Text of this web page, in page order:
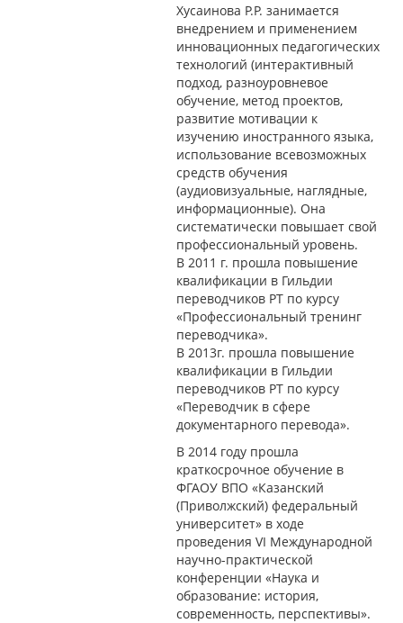
Хусаинова Р.Р. занимается
внедрением и применением
инновационных педагогических
технологий (интерактивный
подход, разноуровневое
обучение, метод проектов,
развитие мотивации к
изучению иностранного языка,
использование всевозможных
средств обучения
(аудиовизуальные, наглядные,
информационные). Она
систематически повышает свой
профессиональный уровень.
В 2011 г. прошла повышение
квалификации в Гильдии
переводчиков РТ по курсу
«Профессиональный тренинг
переводчика».
В 2013г. прошла повышение
квалификации в Гильдии
переводчиков РТ по курсу
«Переводчик в сфере
документарного перевода».
В 2014 году прошла
краткосрочное обучение в
ФГАОУ ВПО «Казанский
(Приволжский) федеральный
университет» в ходе
проведения VI Международной
научно-практической
конференции «Наука и
образование: история,
современность, перспективы».